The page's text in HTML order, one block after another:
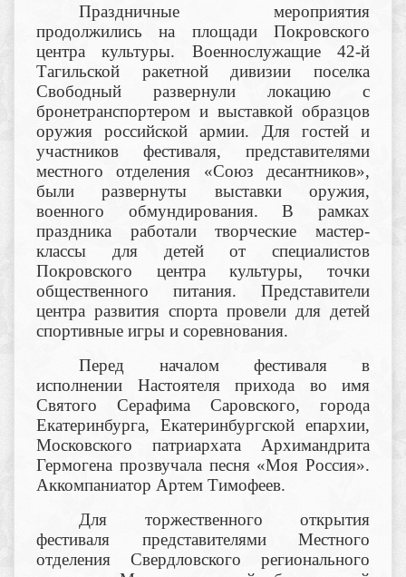
Праздничные мероприятия
продолжились на площади Покровского
центра культуры. Военнослужащие 42-й
Тагильской ракетной дивизии поселка
Свободный развернули локацию с
бронетранспортером и выставкой образцов
оружия российской армии. Для гостей и
участников фестиваля, представителями
местного отделения «Союз десантников»,
были развернуты выставки оружия,
военного обмундирования. В рамках
праздника работали творческие мастер-
классы для детей от специалистов
Покровского центра культуры, точки
общественного питания. Представители
центра развития спорта провели для детей
спортивные игры и соревнования.
Перед началом фестиваля в
исполнении Настоятеля прихода во имя
Святого Серафима Саровского, города
Екатеринбурга, Екатеринбургской епархии,
Московского патриархата Архимандрита
Гермогена прозвучала песня «Моя Россия».
Аккомпаниатор Артем Тимофеев.
Для торжественного открытия
фестиваля представителями Местного
отделения Свердловского регионального